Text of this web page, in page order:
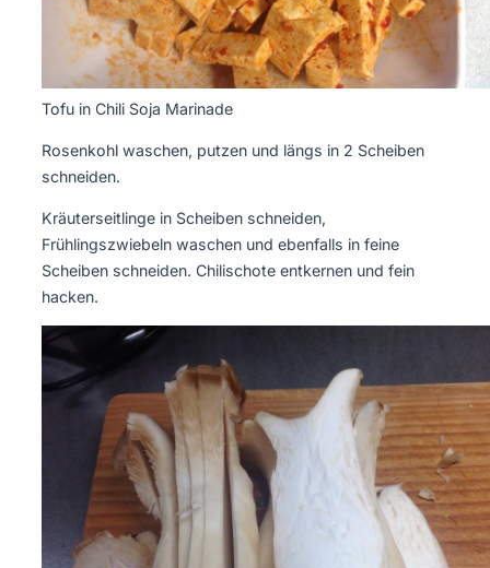
Tofu in Chili Soja Marinade
Rosenkohl waschen, putzen und längs in 2 Scheiben
schneiden.
Kräuterseitlinge in Scheiben schneiden,
Frühlingszwiebeln waschen und ebenfalls in feine
Scheiben schneiden. Chilischote entkernen und fein
hacken.